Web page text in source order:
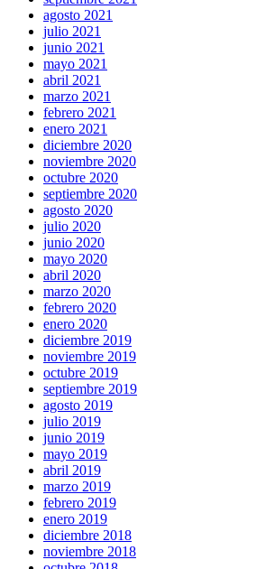
agosto 2021
julio 2021
junio 2021
mayo 2021
abril 2021
marzo 2021
febrero 2021
enero 2021
diciembre 2020
noviembre 2020
octubre 2020
septiembre 2020
agosto 2020
julio 2020
junio 2020
mayo 2020
abril 2020
marzo 2020
febrero 2020
enero 2020
diciembre 2019
noviembre 2019
octubre 2019
septiembre 2019
agosto 2019
julio 2019
junio 2019
mayo 2019
abril 2019
marzo 2019
febrero 2019
enero 2019
diciembre 2018
noviembre 2018